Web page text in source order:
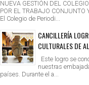
NUEVA GESTIÓN DEL
POR EL TRABAJO CONJUNTO
El Colegio de Periodi...
CANCILLERÍA
CULTURALES DE
Este logro se
nuestras
países. Durante el a...